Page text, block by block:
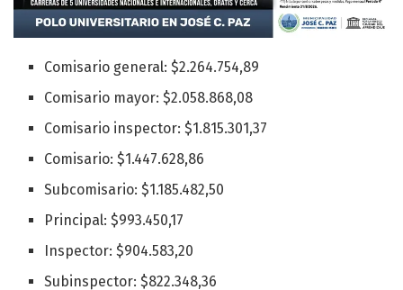
Comisario general: $2.264.754,89
Comisario mayor: $2.058.868,08
Comisario inspector: $1.815.301,37
Comisario: $1.447.628,86
Subcomisario: $1.185.482,50
Principal: $993.450,17
Inspector: $904.583,20
Subinspector: $822.348,36